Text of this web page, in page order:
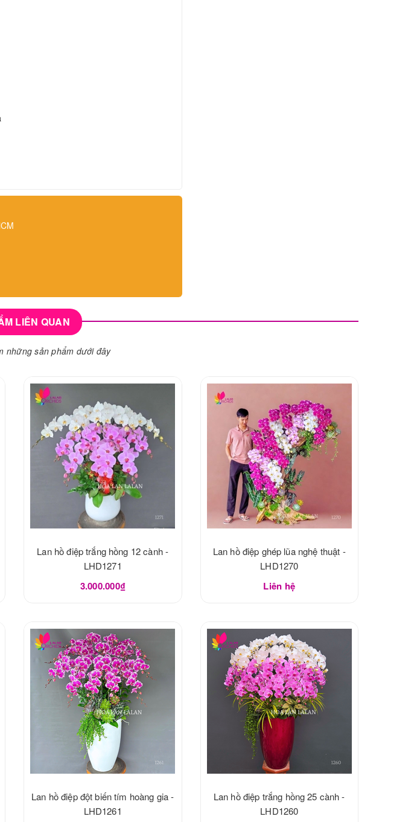
LIÊN QUAN
những sản phẩm dưới đây
Lan hồ điệp trắng hồng 12 cành -
LHD1271
3.000.000₫
Lan hồ điệp ghép lũa nghệ thuật -
LHD1270
Liên hệ
Lan hồ điệp đột biến tím hoàng gia -
LHD1261
Lan hồ điệp trắng hồng 25 cành -
LHD1260